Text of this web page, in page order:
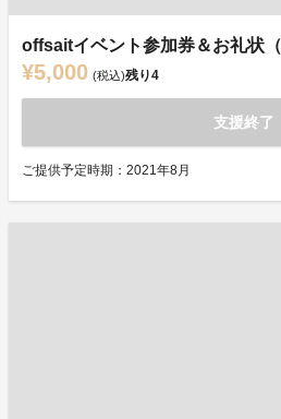
offsaitイベント参加券＆お礼状（
¥5,000 (税込)残り4
支援終了
ご提供予定時期：2021年8月